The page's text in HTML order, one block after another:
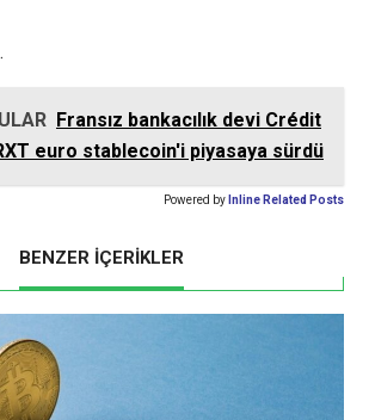
Fransız bankacılık devi Crédit
euro stablecoin'i piyasaya sürdü
Powered by Inline Related Posts
BENZER İÇERİKLER